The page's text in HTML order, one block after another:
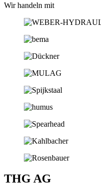
Wir handeln mit
THG AG